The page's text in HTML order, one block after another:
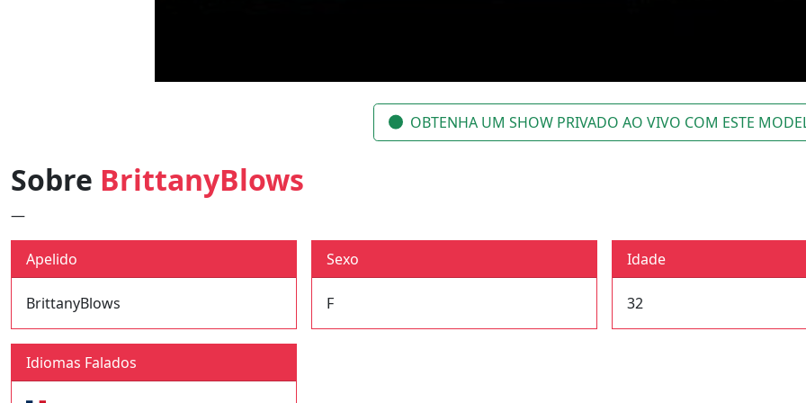
OBTENHA UM SHOW PRIVADO AO VIVO COM ESTE
Sobre BrittanyBlows
—
Apelido
BrittanyBlows
Sexo
F
Idade
32
Idiomas Falados